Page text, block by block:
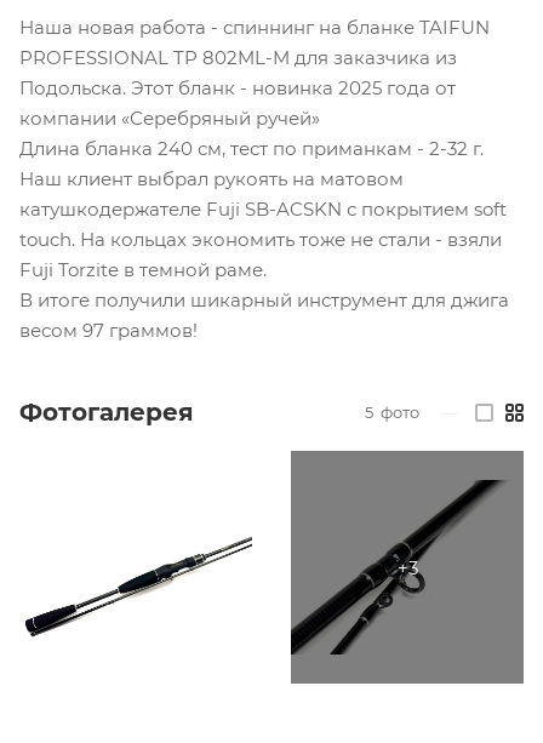
Наша новая работа - спиннинг на бланке TAIFUN
PROFESSIONAL TP 802ML-M для заказчика из
Подольска. Этот бланк - новинка 2025 года от
компании «Серебряный ручей»
Длина бланка 240 см, тест по приманкам - 2-32 г.
Наш клиент выбрал рукоять на матовом
катушкодержателе Fuji SB-ACSKN с покрытием soft
touch. На кольцах экономить тоже не стали - взяли
Fuji Torzite в темной раме.
В итоге получили шикарный инструмент для джига
весом 97 граммов!
Фотогалерея 5 фото